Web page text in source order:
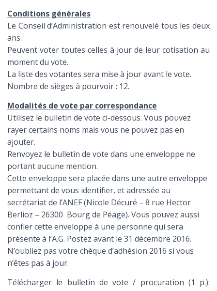
Conditions générales
Le Conseil d’Administration est renouvelé tous les deux
ans.
Peuvent voter toutes celles à jour de leur cotisation au
moment du vote.
La liste des votantes sera mise à jour avant le vote.
Nombre de sièges à pourvoir : 12.
Modalités de vote par correspondance
Utilisez le bulletin de vote ci-dessous. Vous pouvez
rayer certains noms mais vous ne pouvez pas en
ajouter.
Renvoyez le bulletin de vote dans une enveloppe ne
portant aucune mention.
Cette enveloppe sera placée dans une autre enveloppe
permettant de vous identifier, et adressée au
secrétariat de l’ANEF (Nicole Décuré – 8 rue Hector
Berlioz – 26300 Bourg de Péage). Vous pouvez aussi
confier cette enveloppe à une personne qui sera
présente à l’A.G. Postez avant le 31 décembre 2016.
N’oubliez pas votre chèque d’adhésion 2016 si vous
n’êtes pas à jour.
Télécharger le bulletin de vote / procuration (1 p.):